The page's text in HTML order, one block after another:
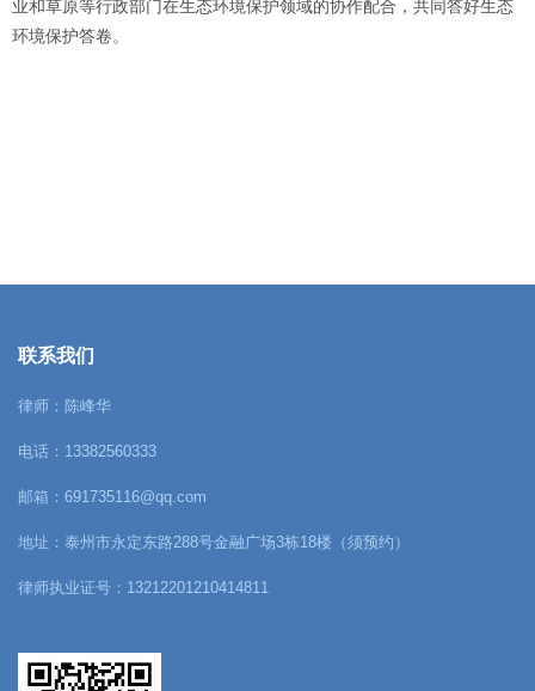
业和草原等行政部门在生态环境保护领域的协作配合，共同答好生态
环境保护答卷。
联系我们
律师：陈峰华
电话：13382560333
邮箱：691735116@qq.com
地址：泰州市永定东路288号金融广场3栋18楼（须预约）
律师执业证号：13212201210414811